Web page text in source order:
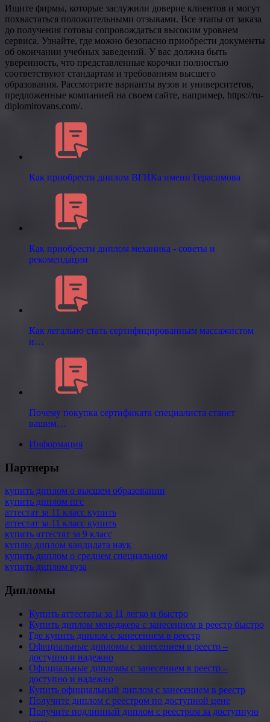
Ищите фирмы, которые заслужили доверие клиентов и могут
похвастаться положительными отзывами. Все этапы от заказа
до получения готовы сопровождаться высоким уровнем
сервиса. Узнайте, где можно безопасно приобрести документы
об окончании учебных заведений. У вас должна быть
уверенность, что представленные корочки полностью
соответствуют стандартам и требованиям высшего
образования. Рассмотрите варианты вузов и университетов,
предложенные компанией на своем сайте, например, https://ru-
diplomirovans.com/.
Как приобрести диплом ВГИКа имени Герасимова
Как приобрести диплом механика - советы и
рекомендации
Как легально стать сертифицированным массажистом
и…
Почему покупка сертификата специалиста станет
вашим…
Информация
Партнеры
купить диплом о высшем образовании
купить диплом пгс
аттестат за 11 класс купить
аттестат за 11 класс купить
купить аттестат за 9 класс
куплю диплом кандидата наук
купить диплом о среднем специальном
купить диплом вуза
Дипломы
Купить аттестаты за 11 легко и быстро
Купить диплом менеджера с занесением в реестр быстро
Где купить диплом с занесением в реестр
Официальные дипломы с занесением в реестр –
доступно и надежно
Официальные дипломы с занесением в реестр –
доступно и надежно
Купить официальный диплом с занесением в реестр
Получите диплом с реестром по доступной цене
Получите подлинный диплом с реестром за доступную